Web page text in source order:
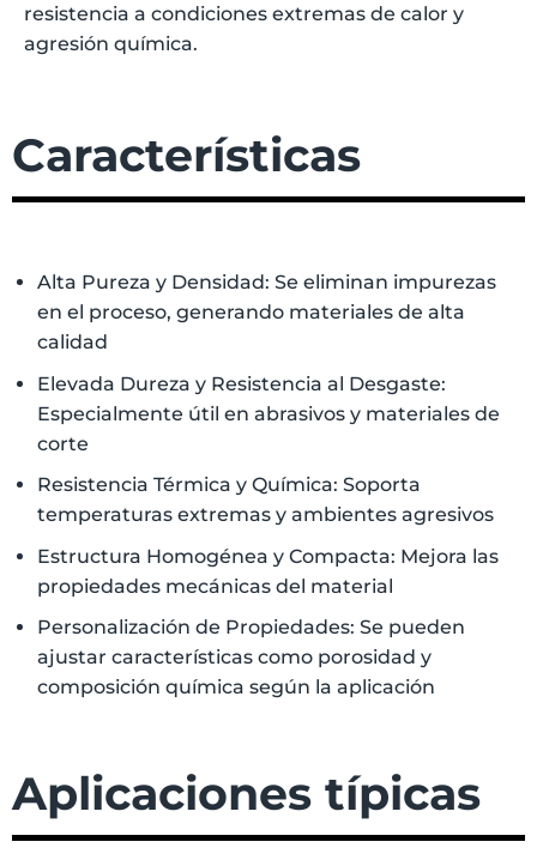
resistencia a condiciones extremas de calor y
agresión química.
Características
Alta Pureza y Densidad: Se eliminan impurezas
en el proceso, generando materiales de alta
calidad
Elevada Dureza y Resistencia al Desgaste:
Especialmente útil en abrasivos y materiales de
corte
Resistencia Térmica y Química: Soporta
temperaturas extremas y ambientes agresivos
Estructura Homogénea y Compacta: Mejora las
propiedades mecánicas del material
Personalización de Propiedades: Se pueden
ajustar características como porosidad y
composición química según la aplicación
Aplicaciones típicas